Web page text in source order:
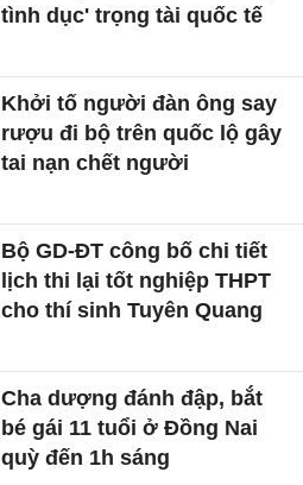
tình dục' trọng tài quốc tế
Khởi tố người đàn ông say
rượu đi bộ trên quốc lộ gây
tai nạn chết người
Bộ GD-ĐT công bố chi tiết
lịch thi lại tốt nghiệp THPT
cho thí sinh Tuyên Quang
Cha dượng đánh đập, bắt
bé gái 11 tuổi ở Đồng Nai
quỳ đến 1h sáng